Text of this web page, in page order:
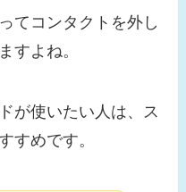
てコンタクトを外し
すよね。
が使いたい人は、ス
すめです。